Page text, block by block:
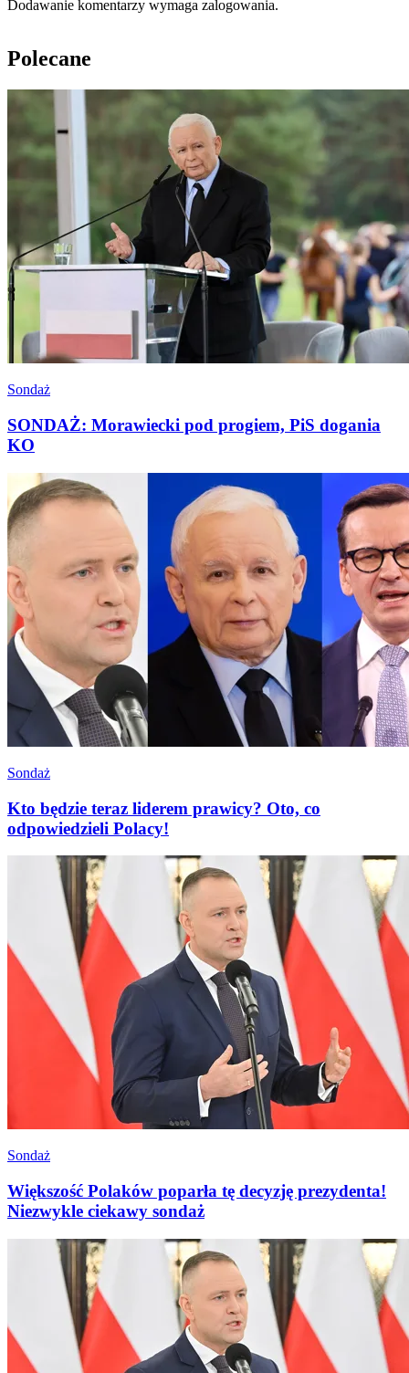
Dodawanie komentarzy wymaga zalogowania.
Polecane
Sondaż
SONDAŻ: Morawiecki pod progiem, PiS dogania
KO
Sondaż
Kto będzie teraz liderem prawicy? Oto, co
odpowiedzieli Polacy!
Sondaż
Większość Polaków poparła tę decyzję prezydenta!
Niezwykle ciekawy sondaż